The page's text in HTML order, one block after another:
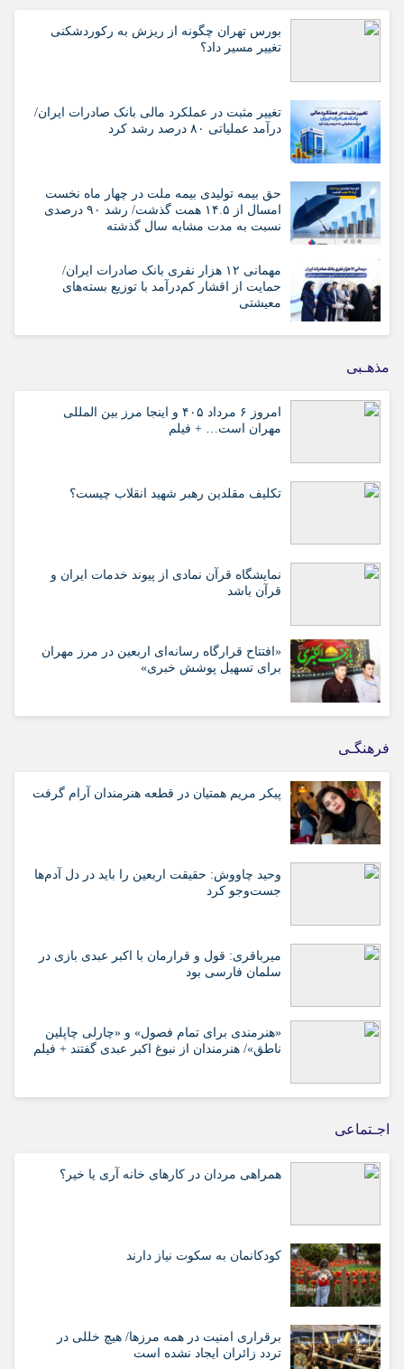
بورس تهران چگونه از ریزش به رکوردشکنی
تغییر مسیر داد؟
تغییر مثبت در عملکرد مالی بانک صادرات ایران/
درآمد عملیاتی ۸۰ درصد رشد کرد
حق بیمه تولیدی بیمه ملت در چهار ماه نخست
امسال از ۱۴.۵ همت گذشت/ رشد ۹۰ درصدی
نسبت به مدت مشابه سال گذشته
مهمانی ۱۲ هزار نفری بانک صادرات ایران/
حمایت از اقشار کم‌درآمد با توزیع بسته‌های
معیشتی
مذهـبی
امروز ۶ مرداد ۴۰۵ و اینجا مرز بین المللی
مهران است… + فیلم
تکلیف مقلدین رهبر شهید انقلاب چیست؟
نمایشگاه قرآن نمادی از پیوند خدمات ایران و
قرآن باشد
«افتتاح قرارگاه رسانه‌ای اربعین در مرز مهران
برای تسهیل پوشش خبری»
فرهنگـی
پیکر مریم همتیان در قطعه هنرمندان آرام گرفت
وحید چاووش: حقیقت اربعین را باید در دل آدم‌ها
جست‌وجو کرد
میرباقری: قول و قرارمان با اکبر عبدی بازی در
سلمان فارسی بود
«هنرمندی برای تمام فصول» و «چارلی چاپلین
ناطق»/ هنرمندان از نبوغ اکبر عبدی گفتند + فیلم
اجـتماعی
همراهی مردان در کارهای خانه آری یا خیر؟
کودکانمان به سکوت نیاز دارند
برقراری امنیت در همه مرزها/ هیچ‌ خللی در
تردد زائران ایجاد نشده است